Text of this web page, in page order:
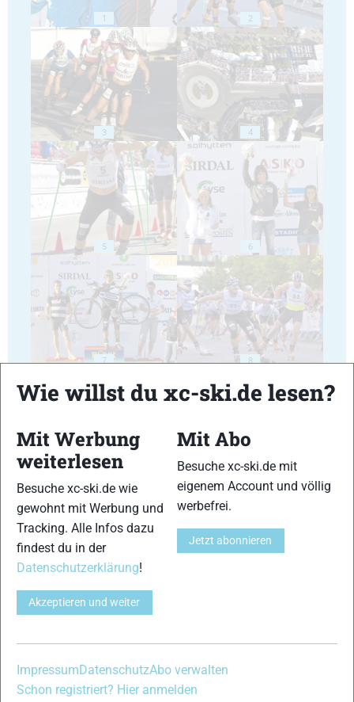
1 2
3 4
5 6
7 8
© Bilder 1 - 10: www.blinkfestivalen.no;
VERWANDTE ARTIKEL
Bildergalerie
Bildergalerie Blinkfestivalen
Zurück
Wie willst du xc-ski.de lesen?
Mit Werbung
weiterlesen
Besuche xc-ski.de wie
gewohnt mit Werbung und
Tracking. Alle Infos dazu
findest du in der
Datenschutzerklärung!
Akzeptieren und weiter
Mit Abo
Besuche xc-ski.de mit
eigenem Account und völlig
werbefrei.
Jetzt abonnieren
ImpressumDatenschutzAbo verwalten
Schon registriert? Hier anmelden